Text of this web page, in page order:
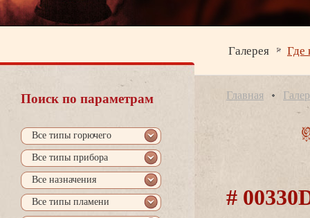
Галерея Где
Поиск по параметрам
се типы горючего
се типы прибора
се назначения
се типы пламени
Главная
#